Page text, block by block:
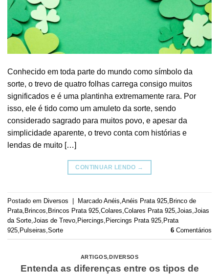
Conhecido em toda parte do mundo como símbolo da
sorte, o trevo de quatro folhas carrega consigo muitos
significados e é uma plantinha extremamente rara. Por
isso, ele é tido como um amuleto da sorte, sendo
considerado sagrado para muitos povo, e apesar da
simplicidade aparente, o trevo conta com histórias e
lendas de muito […]
CONTINUAR LENDO →
Postado em Diversos | Marcado Anéis Anéis Prata 925 Brinco de
Prata Brincos Brincos Prata 925 Colares Colares Prata 925 Joias Joias
da Sorte Joias de Trevo Piercings Piercings Prata 925 Prata
925 Pulseiras Sorte 6 Comentários
ARTIGOS, DIVERSOS
Entenda as diferenças entre os tipos de